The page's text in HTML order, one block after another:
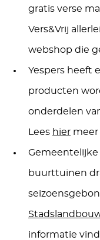
gratis verse
Vers&Vrij
webshop die
Yespers heeft
producten
onderdelen
Lees hier meer
buurttuinen
informatie